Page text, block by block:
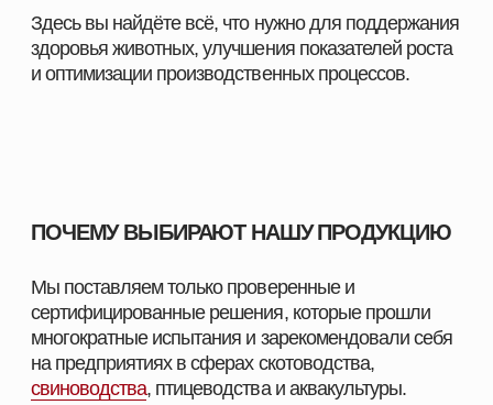
ПОСТАВЩИК
КОРМОВЫХ РЕШЕНИЙ
НАВИГАЦИЯ
КАТЕГОРИИ